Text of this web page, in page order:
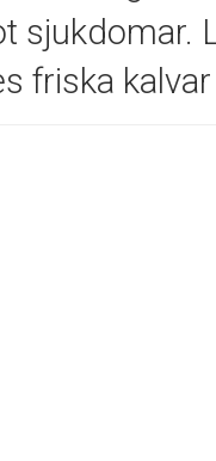
sjukdomar.
friska